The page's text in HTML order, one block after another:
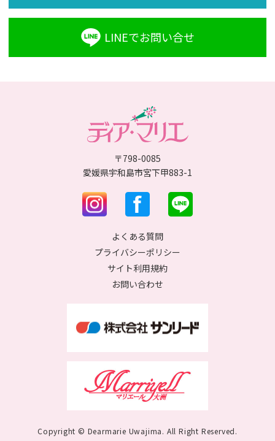
LINEでお問い合せ
〒798-0085
愛媛県宇和島市宮下甲883-1
よくある質問
プライバシーポリシー
サイト利用規約
お問い合わせ
Copyright © Dearmarie Uwajima. All Right Reserved.